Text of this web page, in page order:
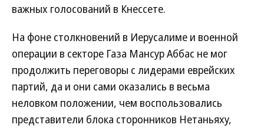
важных голосований в Кнессете.
На фоне столкновений в Иерусалиме и военной
операции в секторе Газа Мансур Аббас не мог
продолжить переговоры с лидерами еврейских
партий, да и они сами оказались в весьма
неловком положении, чем воспользовались
представители блока сторонников Нетаньяху,